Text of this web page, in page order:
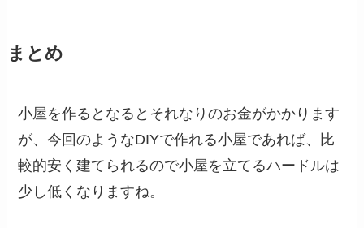
まとめ
小屋を作るとなるとそれなりのお金がかかります
が、今回のようなDIYで作れる小屋であれば、比
較的安く建てられるので小屋を立てるハードルは
少し低くなりますね。